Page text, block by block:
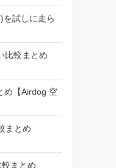
試しに走ら
比較まとめ
め【Airdog 空
まとめ
まとめ